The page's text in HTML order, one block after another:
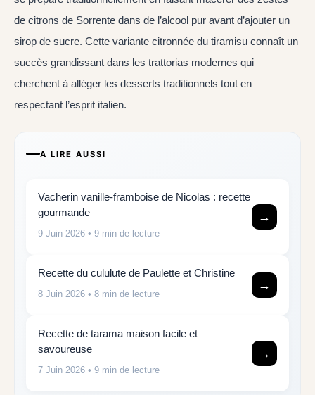
de citrons de Sorrente dans de l’alcool pur avant d’ajouter un
sirop de sucre. Cette variante citronnée du tiramisu connaît un
succès grandissant dans les trattorias modernes qui
cherchent à alléger les desserts traditionnels tout en
respectant l’esprit italien.
A LIRE AUSSI
Vacherin vanille-framboise de Nicolas : recette
gourmande
9 Juin 2026 • 9 min de lecture
→
Recette du cululute de Paulette et Christine
8 Juin 2026 • 8 min de lecture
→
Recette de tarama maison facile et
savoureuse
7 Juin 2026 • 9 min de lecture
→